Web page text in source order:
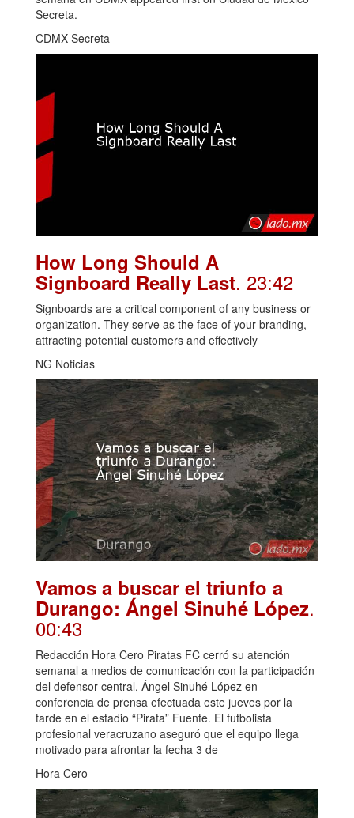
Secreta.
CDMX Secreta
How Long Should A
Signboard Really Last. 23:42
Signboards are a critical component of any business or
organization. They serve as the face of your branding,
attracting potential customers and effectively
NG Noticias
Vamos a buscar el triunfo a
Durango: Ángel Sinuhé López.
00:43
Redacción Hora Cero Piratas FC cerró su atención
semanal a medios de comunicación con la participación
del defensor central, Ángel Sinuhé López en
conferencia de prensa efectuada este jueves por la
tarde en el estadio “Pirata” Fuente. El futbolista
profesional veracruzano aseguró que el equipo llega
motivado para afrontar la fecha 3 de
Hora Cero